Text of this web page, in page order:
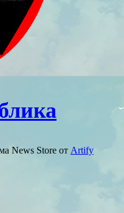
News Store от Artify